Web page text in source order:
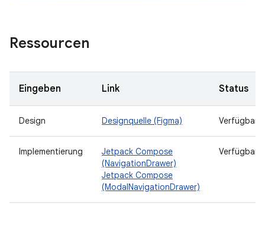
Ressourcen
Eingeben Link Status
Design Designquelle (Figma) Verfügbar
Implementierung
Jetpack Compose
(NavigationDrawer)
Jetpack Compose
(ModalNavigationDrawer)
Verfügbar